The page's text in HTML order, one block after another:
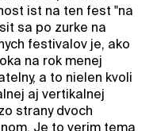
ist na ten fest "na
sa po zurke na
festivalov je, ako
na rok menej
a to nielen kvoli
aj vertikalnej
strany dvoch
Je to verim tema